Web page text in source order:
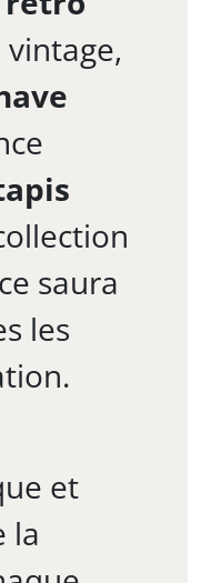
saura
les
et
la